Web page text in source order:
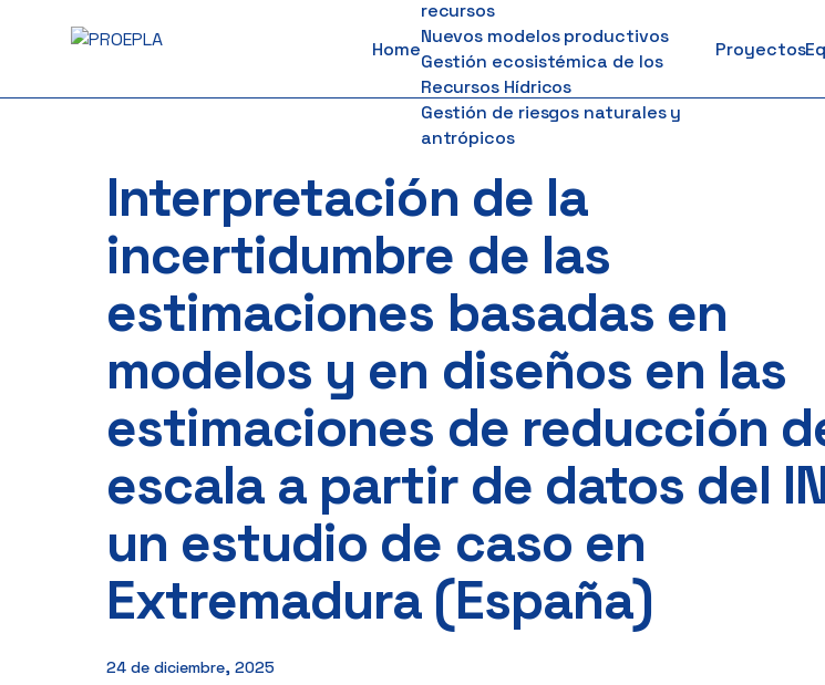
content
Home
recursos
Nuevos modelos productivos
Gestión ecosistémica de los
Recursos Hídricos
Gestión de riesgos naturales y
antrópicos
Proyectos
Interpretación de la
incertidumbre de las
estimaciones basadas en
modelos y en diseños en las
estimaciones de reducción
escala a partir de datos del
un estudio de caso en
Extremadura (España)
24 de diciembre, 2025